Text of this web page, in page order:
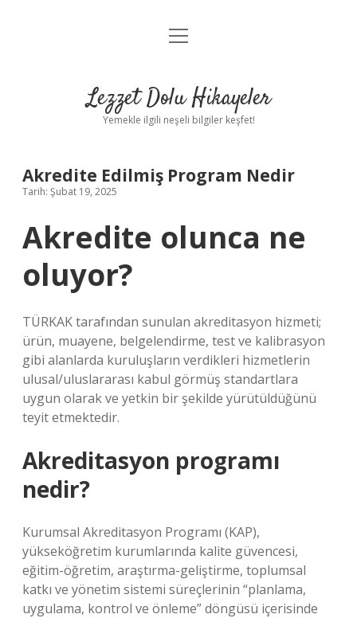
Anasayfa
Yasal Uyarı
menüyü
Lezzet Dolu Hikayeler
Yemekle ilgili neşeli bilgiler keşfet!
Akredite Edilmiş Program Nedir
Tarih: Şubat 19, 2025
Akredite olunca ne
oluyor?
TÜRKAK tarafından sunulan akreditasyon hizmeti;
ürün, muayene, belgelendirme, test ve kalibrasyon
gibi alanlarda kuruluşların verdikleri hizmetlerin
ulusal/uluslararası kabul görmüş standartlara
uygun olarak ve yetkin bir şekilde yürütüldüğünü
teyit etmektedir.
Akreditasyon programı
nedir?
Kurumsal Akreditasyon Programı (KAP),
yükseköğretim kurumlarında kalite güvencesi,
eğitim-öğretim, araştırma-geliştirme, toplumsal
katkı ve yönetim sistemi süreçlerinin “planlama,
uygulama, kontrol ve önleme” döngüsü içerisinde